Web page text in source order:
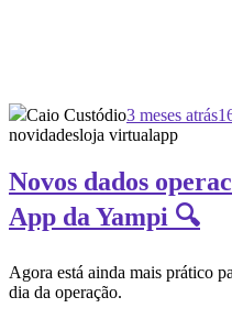
Caio Custódio3 meses atrás
novidadesloja virtualapp
Novos dados
App da Yampi 🔍
Agora está ainda mais prático
dia da operação.